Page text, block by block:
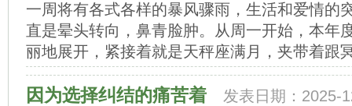
一周将有各式各样的暴风骤雨，生活和爱情的
直是晕头转向，鼻青脸肿。从周一开始，本年
丽地展开，紧接着就是天秤座满月，夹带着跟
因为选择纠结的痛苦着
发表日期：2025-